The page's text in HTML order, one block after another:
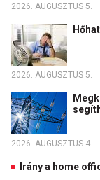
2026. AUGUSZTUS 5.
2026. AUGUSZTUS 5.
2026. AUGUSZTUS 4.
Irány a home